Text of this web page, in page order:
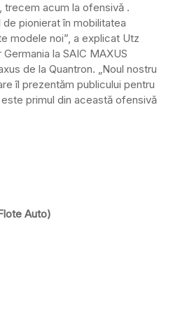
trecem acum la ofensivă .
pionierat în mobilitatea
modele noi”, a explicat Utz
la SAIC MAXUS
de la Quantron. „Noul nostru
îl prezentăm publicului pentru
primul din această ofensivă
Auto)